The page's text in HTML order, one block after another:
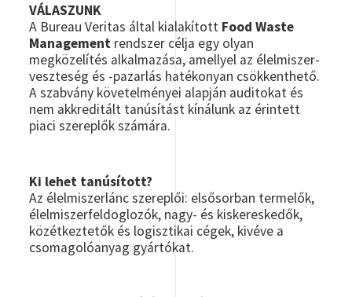
VÁLASZUNK
A Bureau Veritas által kialakított Food Waste
Management rendszer célja egy olyan
megközelítés alkalmazása, amellyel az élelmiszer-
veszteség és -pazarlás hatékonyan csökkenthető.
A szabvány követelményei alapján auditokat és
nem akkreditált tanúsítást kínálunk az érintett
piaci szereplők számára.
Ki lehet tanúsított?
Az élelmiszerlánc szereplői: elsősorban termelők,
élelmiszerfeldoglozók, nagy- és kiskereskedők,
közétkeztetők és logisztikai cégek, kivéve a
csomagolóanyag gyártókat.